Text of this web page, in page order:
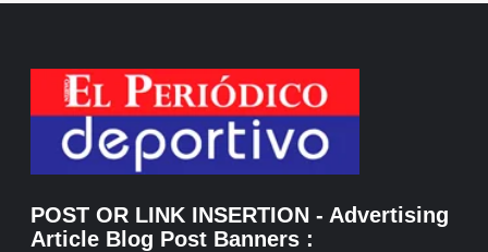
POST OR LINK INSERTION - Advertising
Article Blog Post Banners :